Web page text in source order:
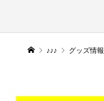
♪♪♪ グッズ情報